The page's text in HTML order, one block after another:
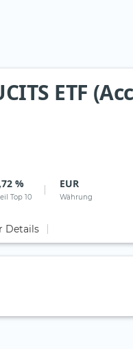
ETF
%
Top 10
EUR
Währung
Details